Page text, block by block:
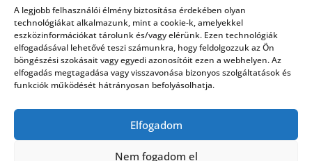
A legjobb felhasználói élmény biztosítása érdekében olyan
technológiákat alkalmazunk, mint a cookie-k, amelyekkel
eszközinformációkat tárolunk és/vagy elérünk. Ezen technológiák
elfogadásával lehetővé teszi számunkra, hogy feldolgozzuk az Ön
böngészési szokásait vagy egyedi azonosítóit ezen a webhelyen. Az
elfogadás megtagadása vagy visszavonása bizonyos szolgáltatások és
funkciók működését hátrányosan befolyásolhatja.
Elfogadom
Nem fogadom el
Rólunk
HÍRLEVÉL FELIRATKOZÁS